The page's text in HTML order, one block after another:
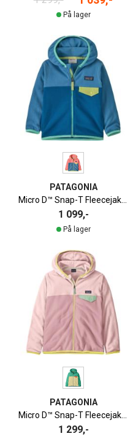
På lager
PATAGONIA
Micro D™ Snap-T Fleecejakke Barn
1 099,-
På lager
PATAGONIA
1 299,-